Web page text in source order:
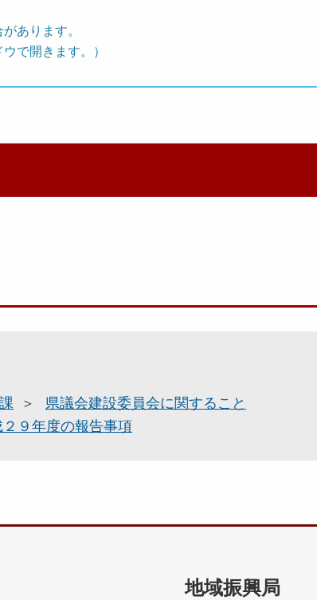
あります。
ウで開きます。）
県議会建設委員会に関すること
２９年度の報告事項
地域振興局